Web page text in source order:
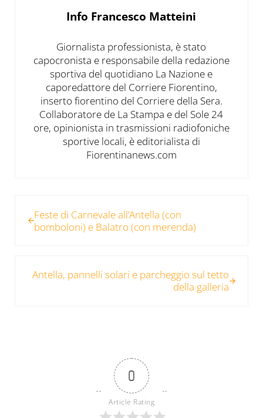
Info Francesco Matteini
Giornalista professionista, è stato
capocronista e responsabile della redazione
sportiva del quotidiano La Nazione e
caporedattore del Corriere Fiorentino,
inserto fiorentino del Corriere della Sera.
Collaboratore de La Stampa e del Sole 24
ore, opinionista in trasmissioni radiofoniche
sportive locali, è editorialista di
Fiorentinanews.com
Feste di Carnevale all’Antella (con
bomboloni) e Balatro (con merenda)
Antella, pannelli solari e parcheggio sul tetto
della galleria
0
Article Rating